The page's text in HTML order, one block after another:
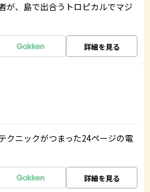
が、島で出合うトロピカルでマジ
詳細を見る
クニックがつまった24ページの電
詳細を見る